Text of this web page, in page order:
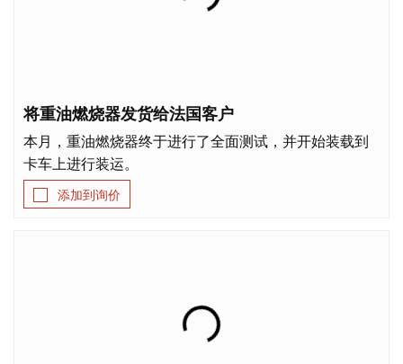
将重油燃烧器发货给法国客户
本月，重油燃烧器终于进行了全面测试，并开始装载到
卡车上进行装运。
添加到询价